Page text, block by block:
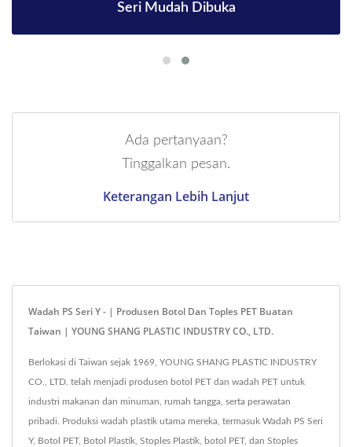
Seri Mudah Dibuka
Ada pertanyaan?
Tinggalkan pesan.
Keterangan Lebih Lanjut
Wadah PS Seri Y - | Produsen Botol Dan Toples PET Buatan
Taiwan | YOUNG SHANG PLASTIC INDUSTRY CO., LTD.
Berlokasi di Taiwan sejak 1969, YOUNG SHANG PLASTIC INDUSTRY
CO., LTD. telah menjadi produsen botol PET dan wadah PET untuk
industri makanan dan minuman, rumah tangga, serta perawatan
pribadi. Produksi wadah plastik utama mereka, termasuk Wadah PS Seri
Y, Botol PET, Botol Plastik, Stoples Plastik, botol PET, dan Stoples